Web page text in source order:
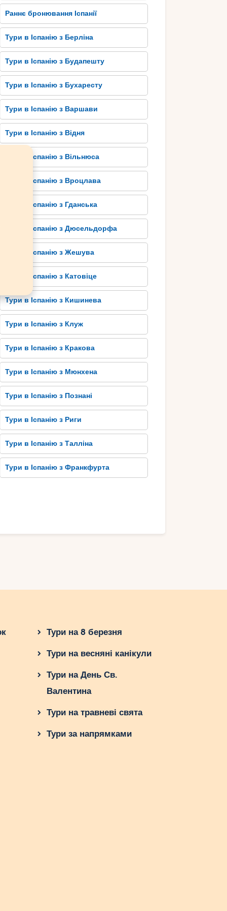
Раннє бронювання Іспанії
Тури в Іспанію з Берліна
Тури в Іспанію з Будапешту
Тури в Іспанію з Бухаресту
Тури в Іспанію з Варшави
Тури в Іспанію з Відня
Тури в Іспанію з Вільнюса
Тури в Іспанію з Вроцлава
Тури в Іспанію з Гданська
Тури в Іспанію з Дюсельдорфа
Тури в Іспанію з Жешува
Тури в Іспанію з Катовіце
Тури в Іспанію з Кишинева
Тури в Іспанію з Клуж
Тури в Іспанію з Кракова
Тури в Іспанію з Мюнхена
Тури в Іспанію з Познані
Тури в Іспанію з Риги
Тури в Іспанію з Талліна
Тури в Іспанію з Франкфурта
Тури на 8 березня
Тури на весняні канікули
Тури на День Св.
Валентина
Тури на травневі свята
Тури за напрямками